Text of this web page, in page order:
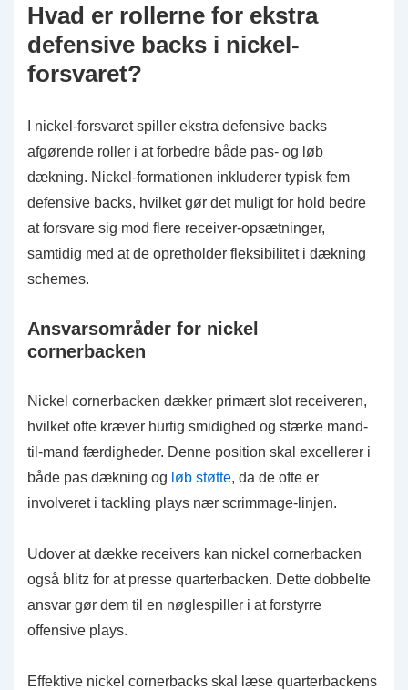
Hvad er rollerne for ekstra
defensive backs i nickel-
forsvaret?
I nickel-forsvaret spiller ekstra defensive backs
afgørende roller i at forbedre både pas- og løb
dækning. Nickel-formationen inkluderer typisk fem
defensive backs, hvilket gør det muligt for hold bedre
at forsvare sig mod flere receiver-opsætninger,
samtidig med at de opretholder fleksibilitet i dækning
schemes.
Ansvarsområder for nickel
cornerbacken
Nickel cornerbacken dækker primært slot receiveren,
hvilket ofte kræver hurtig smidighed og stærke mand-
til-mand færdigheder. Denne position skal excellerer i
både pas dækning og løb støtte, da de ofte er
involveret i tackling plays nær scrimmage-linjen.
Udover at dække receivers kan nickel cornerbacken
også blitz for at presse quarterbacken. Dette dobbelte
ansvar gør dem til en nøglespiller i at forstyrre
offensive plays.
Effektive nickel cornerbacks skal læse quarterbackens